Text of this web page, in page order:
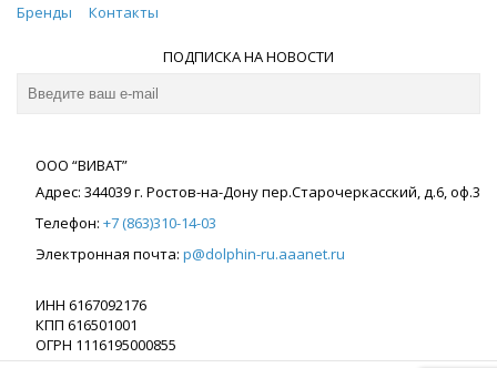
Бренды
Контакты
ПОДПИСКА НА НОВОСТИ
ООО “ВИВАТ”
Адрес: 344039г. Ростов-на-Донупер.Старочеркасский, д.6, оф.3
Телефон: +7 (863)310-14-03
Электронная почта: p@dolphin-ru.aaanet.ru
ИНН 6167092176
КПП 616501001
ОГРН 1116195000855